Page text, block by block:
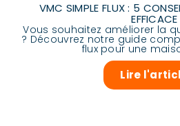
VMC SIMPLE FLUX : 5
EFFICACE
Vous souhaitez améliorer la
? Découvrez notre guide
flux pour une
Lire